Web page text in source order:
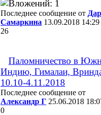
Последнее сообщение от
Самаркина 13.09.2018 14:29
26
Паломничество в
Индию, Гималаи,
10.10-4.11.2018
Последнее сообщение от
Александр Г 25.06.2018
0